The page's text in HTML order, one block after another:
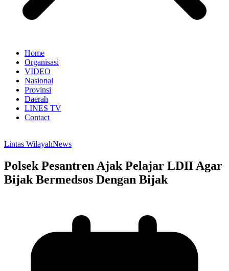
Home
Organisasi
VIDEO
Nasional
Provinsi
Daerah
LINES TV
Contact
Lintas WilayahNews
Polsek Pesantren Ajak Pelajar LDII Agar
Bijak Bermedsos Dengan Bijak